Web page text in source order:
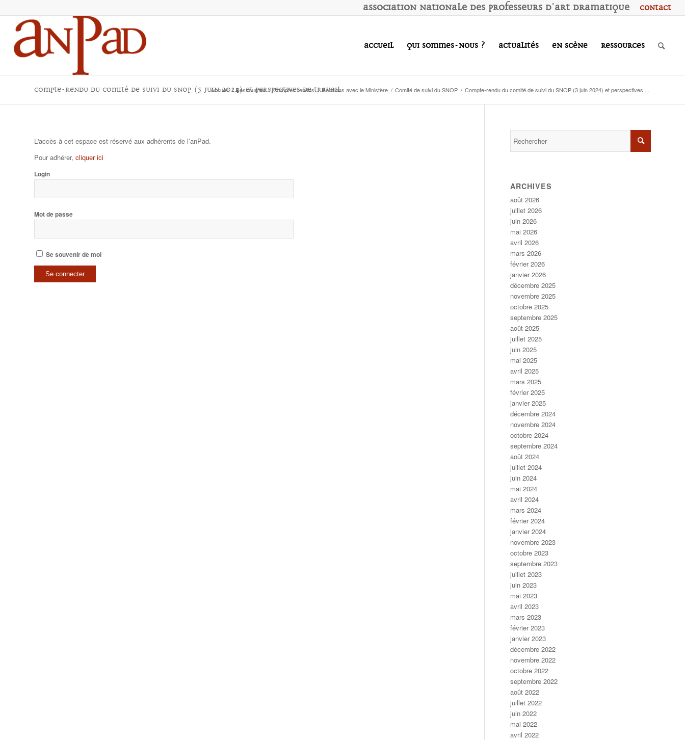
Contact
Association Nationale des Professeurs d'Art Dramatique
Accueil Qui sommes-nous ? Actualités En scène Ressources
Compte-rendu du comité de suivi du SNOP (3 juin 2024) et perspectives de travail
Accueil / Ressources / Comptes rendus / Relations avec le Ministère / Comité de suivi du SNOP / Compte-rendu du comité de suivi du SNOP (3 juin 2024) et perspectives ...
L'accès à cet espace est réservé aux adhérents de l’anPad.
Pour adhérer, cliquer ici
Login
Mot de passe
Se souvenir de moi
ARCHIVES
août 2026
juillet 2026
juin 2026
mai 2026
avril 2026
mars 2026
février 2026
janvier 2026
décembre 2025
novembre 2025
octobre 2025
septembre 2025
août 2025
juillet 2025
juin 2025
mai 2025
avril 2025
mars 2025
février 2025
janvier 2025
décembre 2024
novembre 2024
octobre 2024
septembre 2024
août 2024
juillet 2024
juin 2024
mai 2024
avril 2024
mars 2024
février 2024
janvier 2024
novembre 2023
octobre 2023
septembre 2023
juillet 2023
juin 2023
mai 2023
avril 2023
mars 2023
février 2023
janvier 2023
décembre 2022
novembre 2022
octobre 2022
septembre 2022
août 2022
juillet 2022
juin 2022
mai 2022
avril 2022